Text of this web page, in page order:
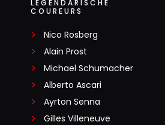
LEGENDARISCHE
COUREURS
Nico Rosberg
Alain Prost
Michael Schumacher
Alberto Ascari
Ayrton Senna
Gilles Villeneuve